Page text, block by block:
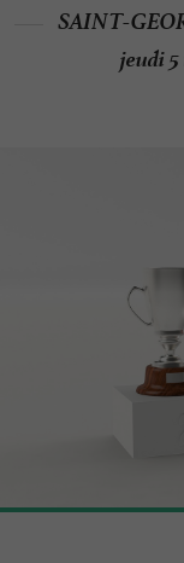
SAINT-
jeudi